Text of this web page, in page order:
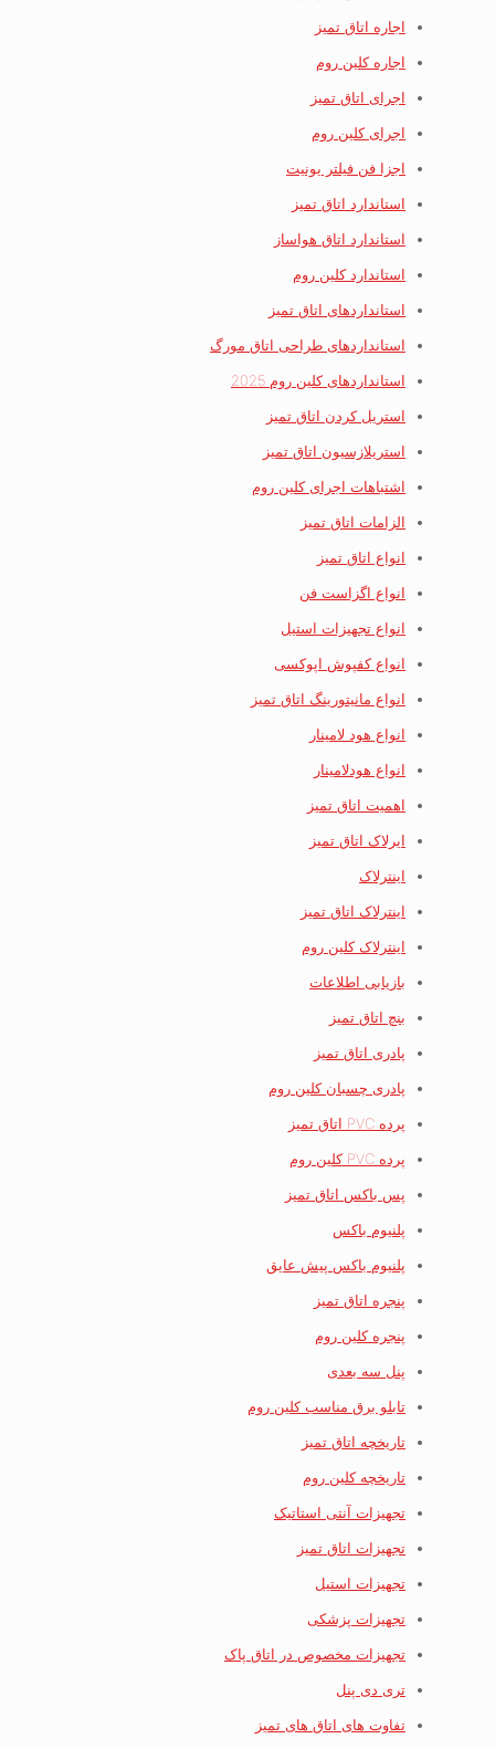
اجاره اتاق تمیز
اجاره کلین روم
اجرای اتاق تمیز
اجرای کلین روم
اجزا فن فیلتر یونیت
استاندارد اتاق تمیز
استاندارد اتاق هواساز
استاندارد کلین روم
استانداردهای اتاق تمیز
استانداردهای طراحی اتاق مورگ
استانداردهای کلین روم 2025
استریل کردن اتاق تمیز
استریلازسیون اتاق تمیز
اشتباهات اجرای کلین روم
الزامات اتاق تمیز
انواع اتاق تمیز
انواع اگزاست فن
انواع تجهیزات استیل
انواع کفپوش اپوکسی
انواع مانیتورینگ اتاق تمیز
انواع هود لامینار
انواع هودلامینار
اهمیت اتاق تمیز
ایرلاک اتاق تمیز
اینترلاک
اینترلاک اتاق تمیز
اینترلاک کلین روم
بازیابی اطلاعات
بنچ اتاق تمیز
پادری اتاق تمیز
پادری چسبان کلین روم
پرده PVC اتاق تمیز
پرده PVC کلین روم
پس باکس اتاق تمیز
پلنیوم باکس
پلنیوم باکس پیش عایق
پنجره اتاق تمیز
پنجره کلین روم
پنل سه بعدی
تابلو برق مناسب کلین روم
تاریخچه اتاق تمیز
تاریخچه کلین روم
تجهیزات آنتی استاتیک
تجهیزات اتاق تمیز
تجهیزات استیل
تجهیزات پزشکی
تجهیزات مخصوص در اتاق پاک
تری دی پنل
تفاوت های اتاق های تمیز